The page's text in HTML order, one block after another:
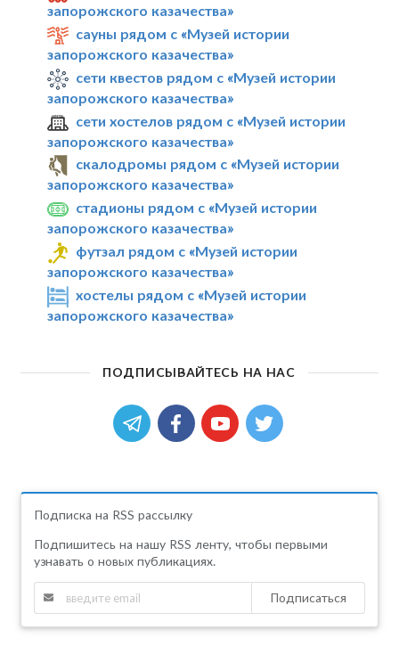
запорожского казачества»
сауны рядом с «Музей истории
запорожского казачества»
сети квестов рядом с «Музей истории
запорожского казачества»
сети хостелов рядом с «Музей истории
запорожского казачества»
скалодромы рядом с «Музей истории
запорожского казачества»
стадионы рядом с «Музей истории
запорожского казачества»
футзал рядом с «Музей истории
запорожского казачества»
хостелы рядом с «Музей истории
запорожского казачества»
ПОДПИСЫВАЙТЕСЬ НА НАС
Подписка на RSS рассылку
Подпишитесь на нашу RSS ленту, чтобы первыми
узнавать о новых публикациях.
Подписаться